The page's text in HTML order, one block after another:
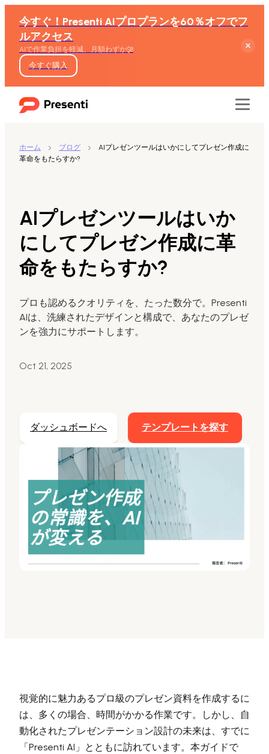
今すぐ！Presenti AIプロプランを60％オフでフ
ルアクセス
AIで作業負担を軽減、月額わずか$8
今すぐ購入
テキストからスライド生成
Wordからスライド生成
PDFからスライド生成
AIでスライド最適化
の変革
Presenti AI
ホーム ブログ
AIプレゼンツールはいかにしてプレゼン作成に
革命をもたらすか?
AIプレゼンツールはいか
にしてプレゼン作成に革
命をもたらすか?
プロも認めるクオリティを、たった数分で。Presenti
AIは、洗練されたデザインと構成で、あなたのプレゼ
ンを強力にサポートします。
Oct 21, 2025
ダッシュボードへ テンプレートを探す
視覚的に魅力あるプロ級のプレゼン資料を作成するに
は、多くの場合、時間がかかる作業です。しかし、自
動化されたプレゼンテーション設計の未来は、すでに
「Presenti AI」とともに訪れています。本ガイドで